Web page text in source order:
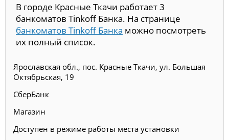
В городе Красные Ткачи работает 3
банкоматов Tinkoff Банка. На странице
банкоматов Tinkoff Банка можно посмотреть
их полный список.
Ярославская обл., пос. Красные Ткачи, ул. Большая
Октябрьская, 19
СберБанк
Магазин
Доступен в режиме работы места установки